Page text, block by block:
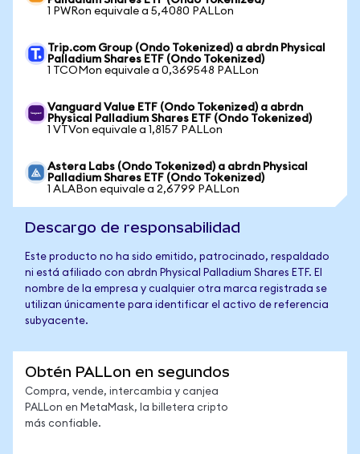
1 PWRon equivale a 5,4080 PALLon
Trip.com Group (Ondo Tokenized) a abrdn Physical
Palladium Shares ETF (Ondo Tokenized)
1 TCOMon equivale a 0,369548 PALLon
Vanguard Value ETF (Ondo Tokenized) a abrdn
Physical Palladium Shares ETF (Ondo Tokenized)
1 VTVon equivale a 1,8157 PALLon
Astera Labs (Ondo Tokenized) a abrdn Physical
Palladium Shares ETF (Ondo Tokenized)
1 ALABon equivale a 2,6799 PALLon
Descargo de responsabilidad
Este producto no ha sido emitido, patrocinado, respaldado
ni está afiliado con abrdn Physical Palladium Shares ETF. El
nombre de la empresa y cualquier otra marca registrada se
utilizan únicamente para identificar el activo de referencia
subyacente.
Obtén PALLon en segundos
Compra, vende, intercambia y canjea
PALLon en MetaMask, la billetera cripto
más confiable.